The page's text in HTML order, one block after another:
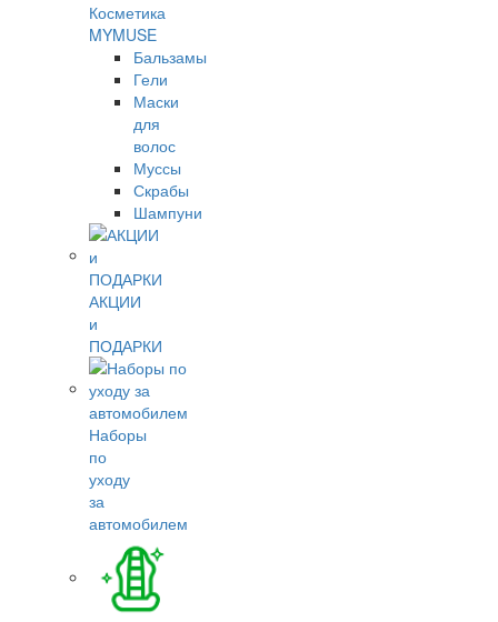
Косметика
MYMUSE
Бальзамы
Гели
Маски
для
волос
Муссы
Скрабы
Шампуни
АКЦИИ
и
ПОДАРКИ
Наборы
по
уходу
за
автомобилем